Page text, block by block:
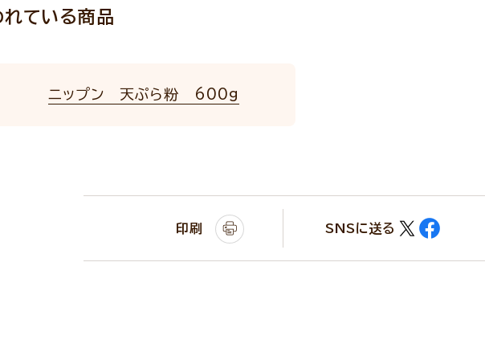
れている商品
ニップン 天ぷら粉 600g
印刷 SNSに送る